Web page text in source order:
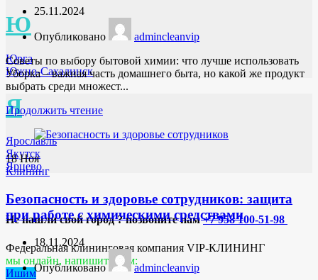
Ю
Юрга
Южно-Сахалинск
Я
Ярославль
Якутск
Ярцево
Не нашли свой город ? позвоните нам+7 958 100-51-98
Федеральная клининговая компания VIP-КЛИНИНГ
мы онлайн, напишите нам:
Ишим
25.11.2024
Опубликовано
admincleanvip
Советы по выбору бытовой химии: что лучше использовать
Уборка – важная часть домашнего быта, но какой же продукт
выбрать среди множест...
Продолжить чтение
18Ноя
Клининг
Безопасность и здоровье сотрудников: защита
при работе с химическими средствами
18.11.2024
Опубликовано
admincleanvip